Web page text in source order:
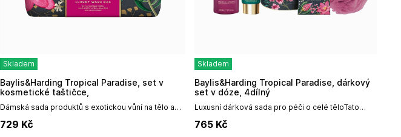
Skladem
Dámská sada produktů s exotickou vůní na tělo a
vlasyTato elegantní...
Baylis&Harding Tropical Paradise, set v
kosmetické taštičce,
729 Kč
Skladem
Luxusní dárková sada pro péči o celé těloTato
produkty pro pokožku celého...
Baylis&Harding Tropical Paradise, dárkový
set v dóze, 4dílný
765 Kč